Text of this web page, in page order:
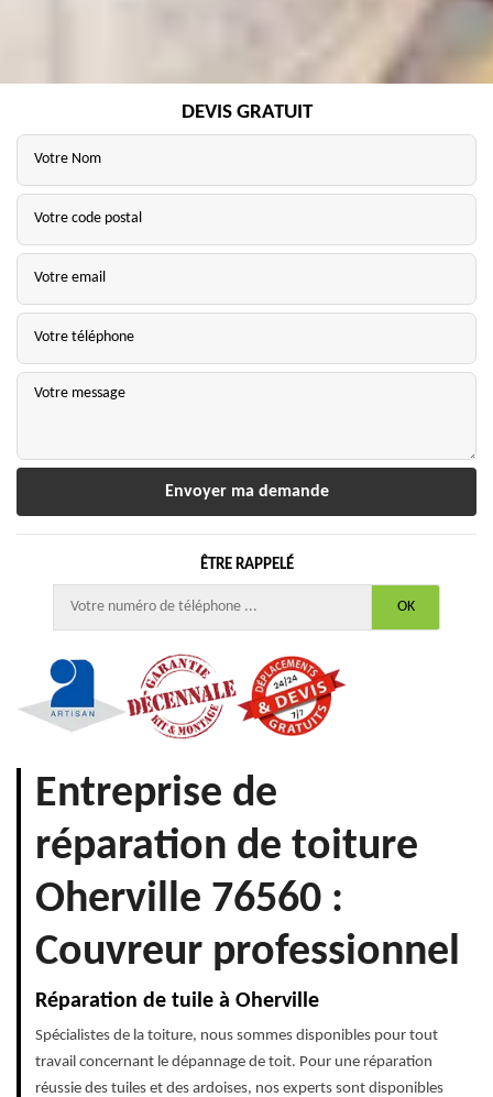
DEVIS GRATUIT
ÊTRE RAPPELÉ
Entreprise de
réparation de toiture
Oherville 76560 :
Couvreur professionnel
Réparation de tuile à Oherville
Spécialistes de la toiture, nous sommes disponibles pour tout
travail concernant le dépannage de toit. Pour une réparation
réussie des tuiles et des ardoises, nos experts sont disponibles